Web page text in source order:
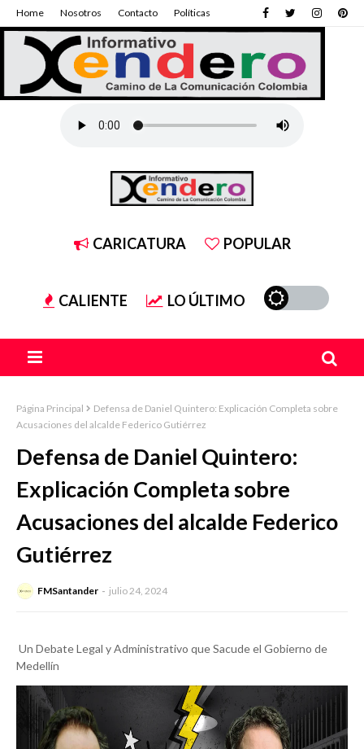
Home Nosotros Contacto Políticas
CARICATURA POPULAR
CALIENTE LO ÚLTIMO
Página Principal
Defensa de Daniel Quintero: Explicación Completa sobre
Acusaciones del alcalde Federico Gutiérrez
Defensa de Daniel Quintero:
Explicación Completa sobre
Acusaciones del alcalde Federico
Gutiérrez
FMSantander julio 24, 2024
Un Debate Legal y Administrativo que Sacude el Gobierno de
Medellín